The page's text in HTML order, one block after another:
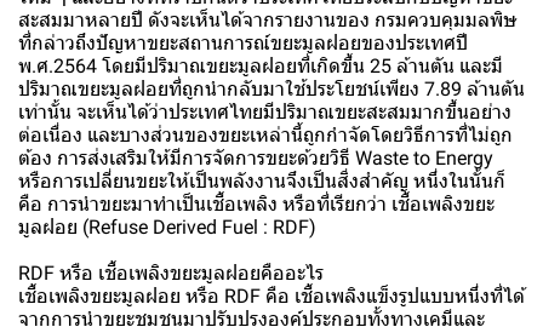
สะสมมาหลายปี ดังจะเห็นได้จากรายงานของ กรมควบคุมมลพิษ
ที่กล่าวถึงปัญหาขยะสถานการณ์ขยะมูลฝอยของประเทศปี
พ.ศ.2564 โดยมีปริมาณขยะมูลฝอยที่เกิดขึ้น 25 ล้านตัน และมี
ปริมาณขยะมูลฝอยที่ถูกนำกลับมาใช้ประโยชน์เพียง 7.89 ล้านตัน
เท่านั้น จะเห็นได้ว่าประเทศไทยมีปริมาณขยะสะสมมากขึ้นอย่าง
ต่อเนื่อง และบางส่วนของขยะเหล่านี้ถูกกำจัดโดยวิธีการที่ไม่ถูก
ต้อง การส่งเสริมให้มีการจัดการขยะด้วยวิธี Waste to Energy
หรือการเปลี่ยนขยะให้เป็นพลังงานจึงเป็นสิ่งสำคัญ หนึ่งในนั้นก็
คือ การนำขยะมาทำเป็นเชื้อเพลิง หรือที่เรียกว่า เชื้อเพลิงขยะ
มูลฝอย (Refuse Derived Fuel : RDF)
RDF หรือ เชื้อเพลิงขยะมูลฝอยคืออะไร
เชื้อเพลิงขยะมูลฝอย หรือ RDF คือ เชื้อเพลิงแข็งรูปแบบหนึ่งที่ได้
จากการนำขยะชุมชนมาปรับปรุงองค์ประกอบทั้งทางเคมีและ